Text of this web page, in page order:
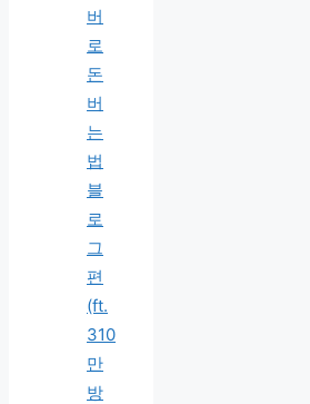
버
로
돈
버
는
법
블
로
그
편
(ft.
310
만
방